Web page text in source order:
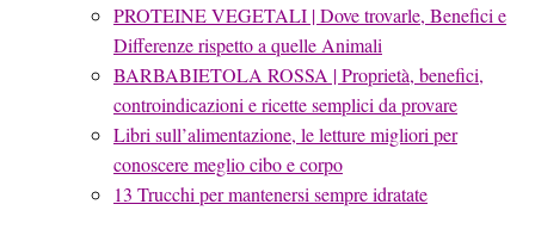
PROTEINE VEGETALI | Dove trovarle, Benefici e
Differenze rispetto a quelle Animali
BARBABIETOLA ROSSA | Proprietà, benefici,
controindicazioni e ricette semplici da provare
Libri sull’alimentazione, le letture migliori per
conoscere meglio cibo e corpo
13 Trucchi per mantenersi sempre idratate